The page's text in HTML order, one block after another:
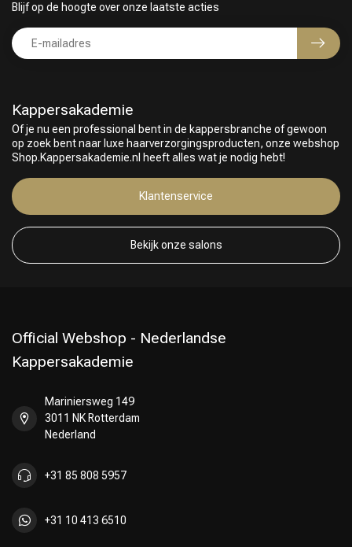
Keuze van onze Kappers
Kappersakademie
Of je nu een professional bent in de kappersbranche of gewoon
op zoek bent naar luxe haarverzorgingsproducten, onze webshop
Shop.Kappersakademie.nl heeft alles wat je nodig hebt!
Klantenservice
Bekijk onze salons
Blijf op de hoogte over onze laatste acties
Official Webshop - Nederlandse
Kappersakademie
Mariniersweg 149
3011 NK Rotterdam
Nederland
+31 85 808 5957
+31 10 413 6510